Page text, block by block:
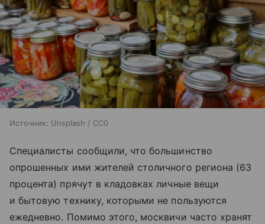
Источник: Unsplash / CC0
Специалисты сообщили, что большинство
опрошенных ими жителей столичного региона (63
процента) прячут в кладовках личные вещи
и бытовую технику, которыми не пользуются
ежедневно. Помимо этого, москвичи часто хранят